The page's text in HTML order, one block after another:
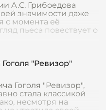
А.С. Грибоедова
значимости даже
с момента её
пьеса повествует о
"Ревизор"
Гоголя "Ревизор",
стала классикой
несмотря на